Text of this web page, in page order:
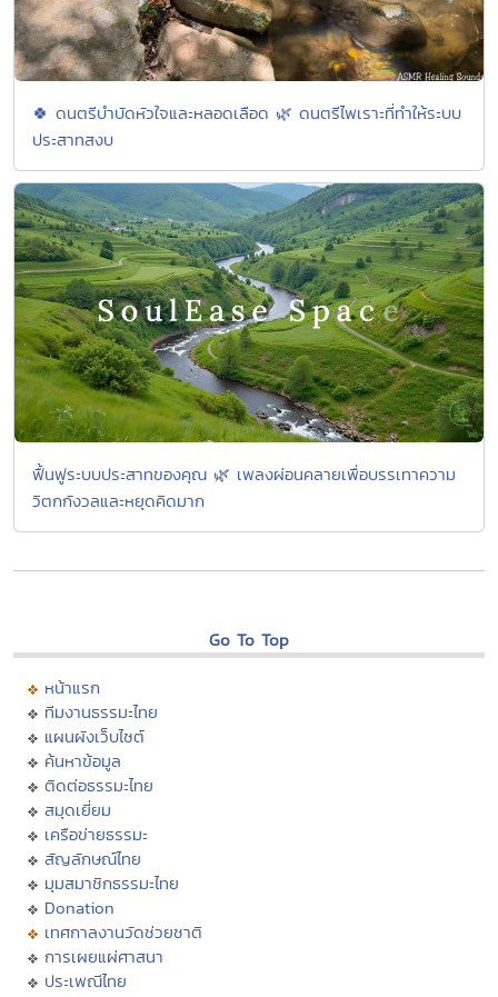
🍀 ดนตรีบำบัดหัวใจและหลอดเลือด 🌿 ดนตรีไพเราะที่ทำให้ระบบ
ประสาทสงบ
ฟื้นฟูระบบประสาทของคุณ 🌿 เพลงผ่อนคลายเพื่อบรรเทาความ
วิตกกังวลและหยุดคิดมาก
Go To Top
หน้าแรก
ทีมงานธรรมะไทย
แผนผังเว็บไซต์
ค้นหาข้อมูล
ติดต่อธรรมะไทย
สมุดเยี่ยม
เครือข่ายธรรมะ
สัญลักษณ์ไทย
มุมสมาชิกธรรมะไทย
Donation
เทศกาลงานวัดช่วยชาติ
การเผยแผ่ศาสนา
ประเพณีไทย